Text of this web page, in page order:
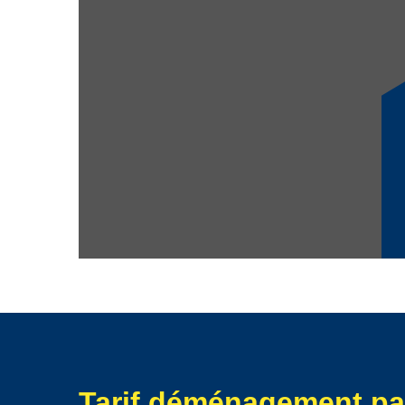
besoin (emballage, déballage, transport, etc.) Le devis